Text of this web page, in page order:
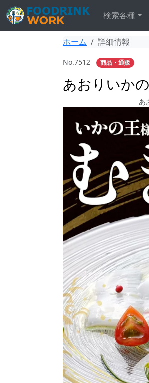
検索各種
ホーム 詳細情報
No.7512 商品・通販
あおりいか
あ